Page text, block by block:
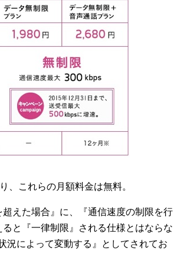
、これらの月額料金は無料。
えた場合』に、『通信速度の制限を行
と『一律制限』される仕様とはならな
況によって変動する』としてされてお